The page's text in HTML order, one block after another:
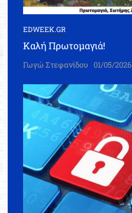
EDWEEK.GR
Καλή Πρωτομαγιά!
Γωγώ Στεφανίδου 01/05/2026